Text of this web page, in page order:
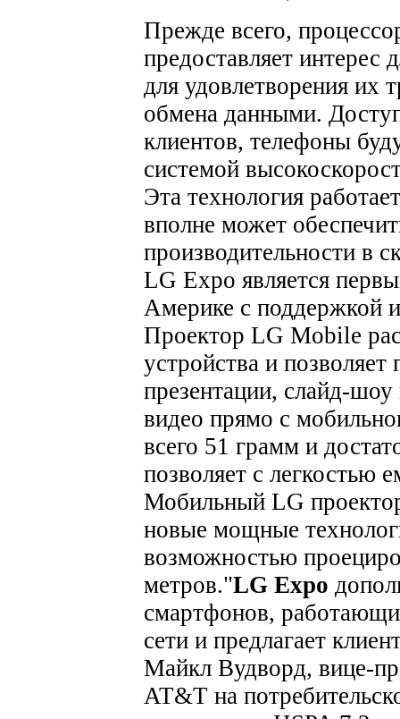
Прежде всего,
предоставляет интерес
для удовлетворения их
обмена данными.
клиентов, телефоны
системой
Эта технология
вполне может
производительности в
LG Expo является
Америке с поддержкой
Проектор LG Mobile
устройства и позволяет
презентации, слайд-
видео прямо с
всего 51 грамм и
позволяет с легкостью
Мобильный LG
новые мощные
возможностью
метров."LG Expo
смартфонов,
сети и предлагает
Майкл Вудворд, вице-
AT&T на